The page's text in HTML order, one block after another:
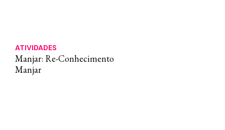
ATIVIDADES
Manjar: Re-Conhecimento
Manjar